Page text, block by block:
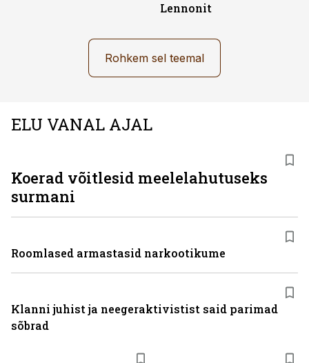
Lennonit
Rohkem sel teemal
ELU VANAL AJAL
Koerad võitlesid meelelahutuseks
surmani
Roomlased armastasid narkootikume
Klanni juhist ja neegeraktivistist said parimad
sõbrad